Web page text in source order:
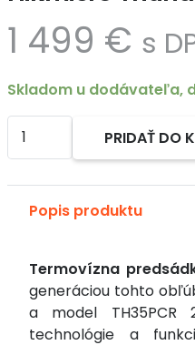
1 499 € s
Skladom u dodávateľa,
množstvo
Hikmicro
TH35PCR
PRIDAŤ DO
Alternative:
Popis produktu
Termovízna
generáciou tohto
a model TH35PCR
technológie a